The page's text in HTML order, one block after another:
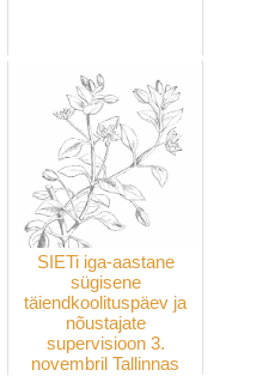
SIETi iga-aastane
sügisene
täiendkoolituspäev ja
nõustajate
supervisioon 3.
novembril Tallinnas